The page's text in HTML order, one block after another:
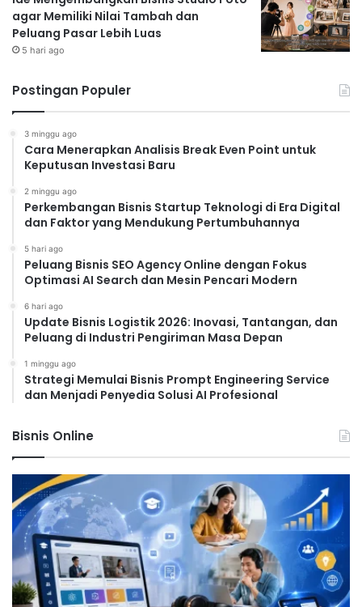
agar Memiliki Nilai Tambah dan
Peluang Pasar Lebih Luas
5 hari ago
Postingan Populer
3 minggu ago
Cara Menerapkan Analisis Break Even Point untuk
Keputusan Investasi Baru
2 minggu ago
Perkembangan Bisnis Startup Teknologi di Era Digital
dan Faktor yang Mendukung Pertumbuhannya
5 hari ago
Peluang Bisnis SEO Agency Online dengan Fokus
Optimasi AI Search dan Mesin Pencari Modern
6 hari ago
Update Bisnis Logistik 2026: Inovasi, Tantangan, dan
Peluang di Industri Pengiriman Masa Depan
1 minggu ago
Strategi Memulai Bisnis Prompt Engineering Service
dan Menjadi Penyedia Solusi AI Profesional
Bisnis Online